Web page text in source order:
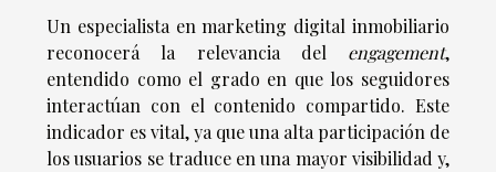
Un especialista en marketing digital inmobiliario
reconocerá la relevancia del engagement,
entendido como el grado en que los seguidores
interactúan con el contenido compartido. Este
indicador es vital, ya que una alta participación de
los usuarios se traduce en una mayor visibilidad y,